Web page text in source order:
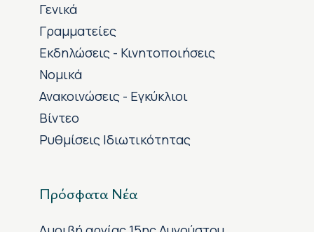
Γενικά
Γραμματείες
Εκδηλώσεις - Κινητοποιήσεις
Νομικά
Ανακοινώσεις - Εγκύκλιοι
Βίντεο
Ρυθμίσεις Ιδιωτικότητας
Πρόσφατα Νέα